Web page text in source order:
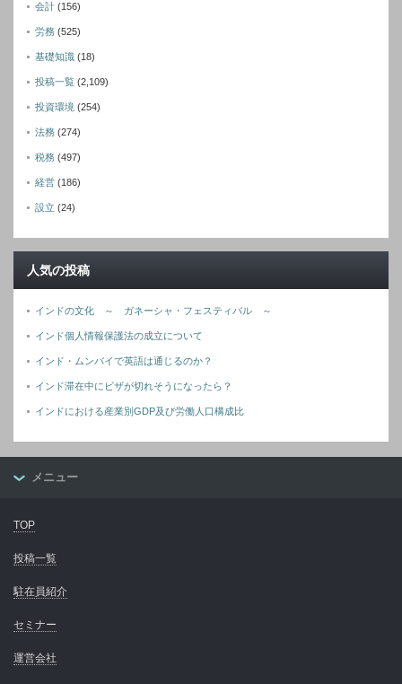
会計 (156)
労務 (525)
基礎知識 (18)
投稿一覧 (2,109)
投資環境 (254)
法務 (274)
税務 (497)
経営 (186)
設立 (24)
人気の投稿
インドの文化 ～ ガネーシャ・フェスティバル ～
インド個人情報保護法の成立について
インド・ムンバイで英語は通じるのか？
インド滞在中にビザが切れそうになったら？
インドにおける産業別GDP及び労働人口構成比
メニュー
TOP
投稿一覧
駐在員紹介
セミナー
運営会社